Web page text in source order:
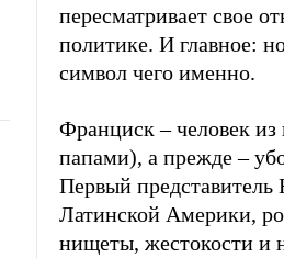
пересматривает свое
политике. И главное:
символ чего именно.
Франциск – человек из
папами), а прежде –
Первый представитель
Латинской Америки,
нищеты, жестокости и